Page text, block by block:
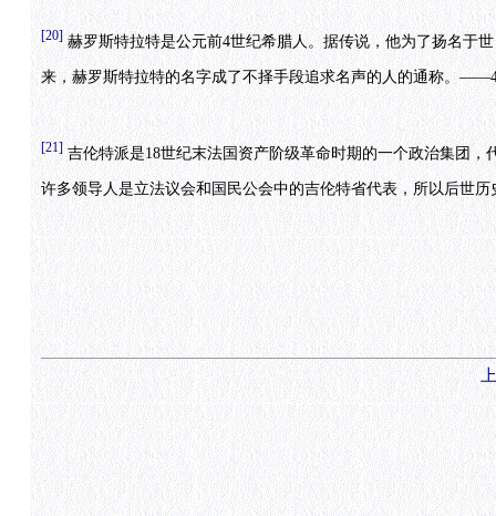
[20] 赫罗斯特拉特是公元前4世纪希腊人。据传说，他为了扬名于
来，赫罗斯特拉特的名字成了不择手段追求名声的人的通称。
[21]吉伦特派是18世纪末法国资产阶级革命时期的一个政治集团
许多领导人是立法议会和国民公会中的吉伦特省代表，所以后世